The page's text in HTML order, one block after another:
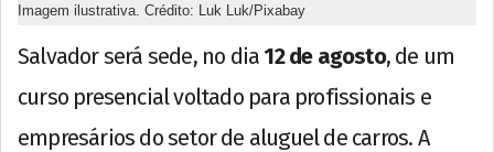
Imagem ilustrativa. Crédito: Luk Luk/Pixabay
Salvador será sede, no dia 12 de agosto, de um
curso presencial voltado para profissionais e
empresários do setor de aluguel de carros. A